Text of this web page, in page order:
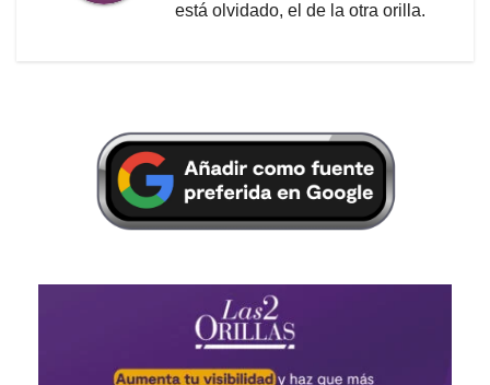
está olvidado, el de la otra orilla.